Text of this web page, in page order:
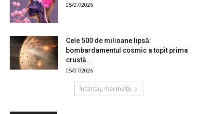
05/07/2026
Cele 500 de milioane lipsă:
bombardamentul cosmic a topit prima
crustă...
05/07/2026
Încărcați mai multe